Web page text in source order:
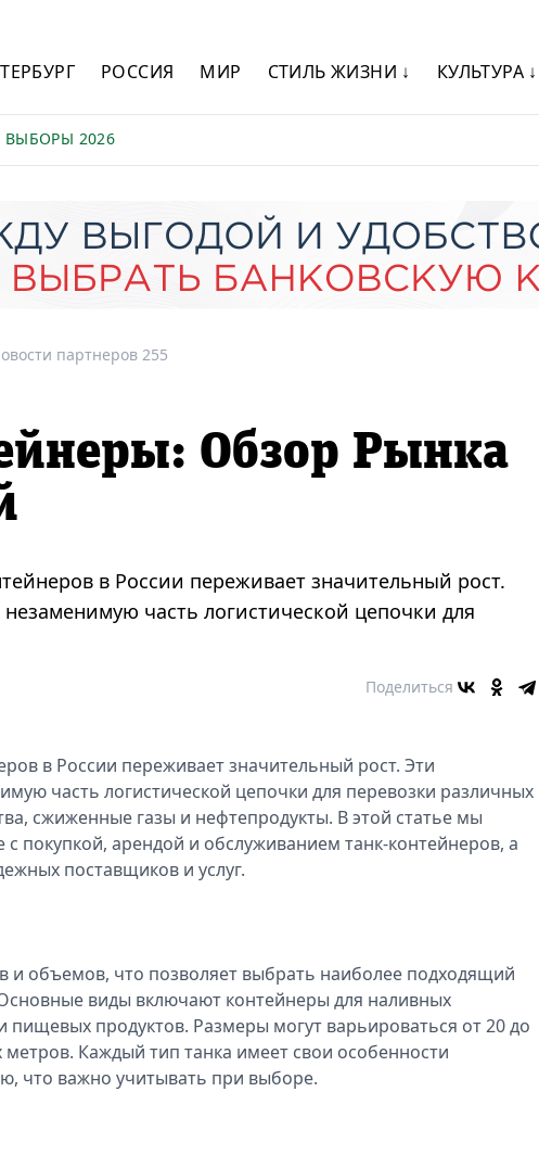
РОССИЯ МИР СТИЛЬ ЖИЗНИ ↓ КУЛЬТУРА ↓
ВЫБОРЫ 2026
партнеров 255
Обзор Рынка
в России переживает значительный рост.
часть логистической цепочки для
Поделиться
в России переживает значительный рост. Эти
часть логистической цепочки для перевозки различных
сжиженные газы и нефтепродукты. В этой статье мы
покупкой, арендой и обслуживанием танк-контейнеров, а
поставщиков и услуг.
и объемов, что позволяет выбрать наиболее подходящий
виды включают контейнеры для наливных
продуктов. Размеры могут варьироваться от 20 до
Каждый тип танка имеет свои особенности
что важно учитывать при выборе.